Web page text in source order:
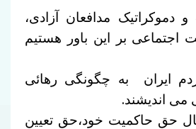
دموکراتیک مدافعان آزادی،
اجتماعی بر این باور هستیم
ایران به چگونگی رهائی
اندیشند.
حق حاکمیت خود،حق تعیین